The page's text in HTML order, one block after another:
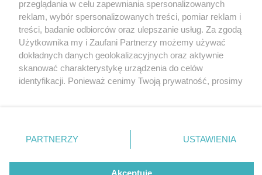
1 / 0
Nie zapomnij
zapoznać się z:
polityką prywatności regulamin korzystania z portali
Twojemiasto
Piekary Śląskie
Chorzów
Tarnowskie Góry
Gliwice
Skontakuj sięz nami
Kontakt
Wydawca
Redakcja
przeglądania w celu zapewniania spersonalizowanych
reklam, wybór spersonalizowanych treści, pomiar reklam i
treści, badanie odbiorców oraz ulepszanie usług. Za zgodą
Użytkownika my i Zaufani Partnerzy możemy używać
dokładnych danych geolokalizacyjnych oraz aktywnie
skanować charakterystykę urządzenia do celów
identyfikacji. Ponieważ cenimy Twoją prywatność, prosimy
prywatności znajdujący się w lewym dolnym rogu strony
. Niektóre rodzaje przetwarzania danych nie wymagają
zgody użytkownika, ale masz prawo sprzeciwić się
takiemu przetwarzaniu. Preferencje będą miały
PARTNERZY USTAWIENIA
Akceptuję